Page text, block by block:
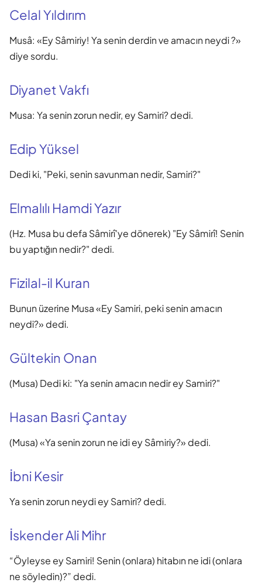
Celal Yıldırım
Musâ: «Ey Sâmiriy! Ya senin derdin ve amacın neydi ?»
diye sordu.
Diyanet Vakfı
Musa: Ya senin zorun nedir, ey Samiri? dedi.
Edip Yüksel
Dedi ki, "Peki, senin savunman nedir, Samiri?"
Elmalılı Hamdi Yazır
(Hz. Musa bu defa Sâmirî'ye dönerek) "Ey Sâmirî! Senin
bu yaptığın nedir?" dedi.
Fizilal-il Kuran
Bunun üzerine Musa «Ey Samiri, peki senin amacın
neydi?» dedi.
Gültekin Onan
(Musa) Dedi ki: "Ya senin amacın nedir ey Samiri?"
Hasan Basri Çantay
(Musa) «Ya senin zorun ne idi ey Sâmiriy?» dedi.
İbni Kesir
Ya senin zorun neydi ey Samiri? dedi.
İskender Ali Mihr
“Öyleyse ey Samiri! Senin (onlara) hitabın ne idi (onlara
ne söyledin)?” dedi.